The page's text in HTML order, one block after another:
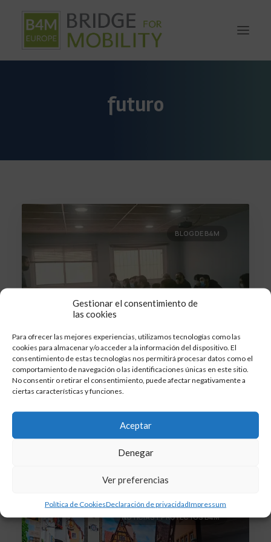
Gestionar el consentimiento de
las cookies
Para ofrecer las mejores experiencias, utilizamos tecnologías como las
cookies para almacenar y/o acceder a la información del dispositivo. El
consentimiento de estas tecnologías nos permitirá procesar datos como el
comportamiento de navegación o las identificaciones únicas en este sitio.
No consentir o retirar el consentimiento, puede afectar negativamente a
ciertas características y funciones.
Aceptar
Denegar
Ver preferencias
Política de CookiesDeclaración de privacidadImpressum
futuro
BLOG DE B4M
5 abril, 2022
Uno de los participantes del programa
B4MAZUBI2018 nos ha…
NOTICIAS Y PROYECTOS B4M